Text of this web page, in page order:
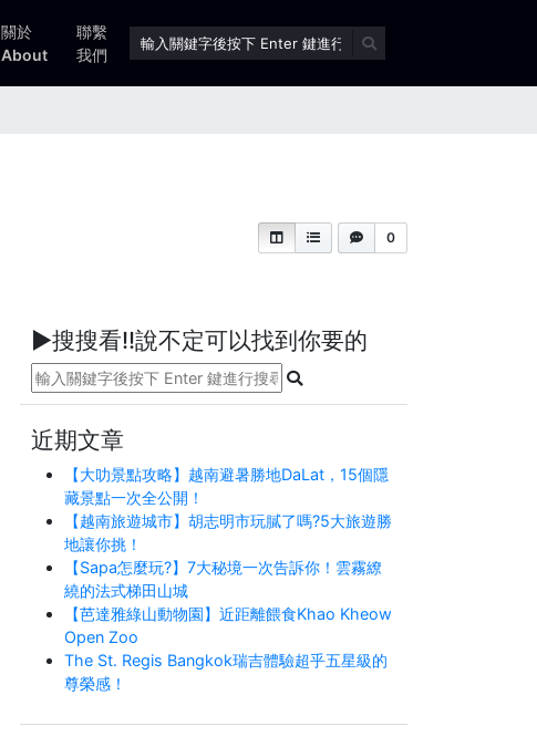
關於
About
聯繫
我們
0
►搜搜看!!說不定可以找到你要的
近期文章
【大叻景點攻略】越南避暑勝地DaLat，15個隱
藏景點一次全公開！
【越南旅遊城市】胡志明市玩膩了嗎?5大旅遊勝
地讓你挑！
【Sapa怎麼玩?】7大秘境一次告訴你！雲霧繚
繞的法式梯田山城
【芭達雅綠山動物園】近距離餵食Khao Kheow
Open Zoo
The St. Regis Bangkok瑞吉體驗超乎五星級的
尊榮感！